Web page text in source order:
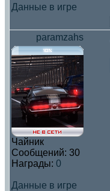
Данные в игре
paramzahs
Чайник
Сообщений: 30
Награды: 0
Данные в игре